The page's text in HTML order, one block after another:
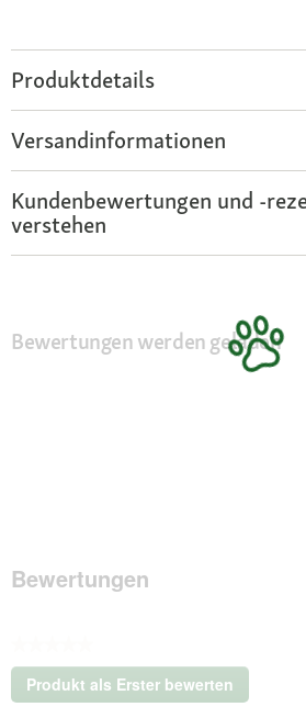
Produktdetails
Versandinformationen
Kundenbewertungen und -
verstehen
Bewertungen werden geladen
Bewertungen
Kein
Beurteilungswert
Produkt als Erster bewerten
.